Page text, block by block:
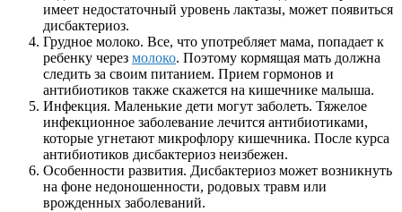
имеет недостаточный уровень лактазы, может появиться
дисбактериоз.
Грудное молоко. Все, что употребляет мама, попадает к
ребенку через молоко. Поэтому кормящая мать должна
следить за своим питанием. Прием гормонов и
антибиотиков также скажется на кишечнике малыша.
Инфекция. Маленькие дети могут заболеть. Тяжелое
инфекционное заболевание лечится антибиотиками,
которые угнетают микрофлору кишечника. После курса
антибиотиков дисбактериоз неизбежен.
Особенности развития. Дисбактериоз может возникнуть
на фоне недоношенности, родовых травм или
врожденных заболеваний.